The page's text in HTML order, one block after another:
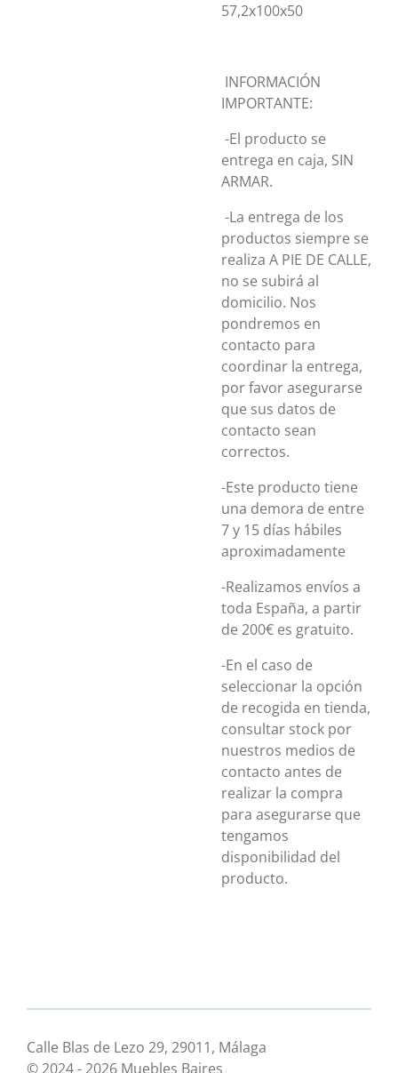
57,2x100x50
INFORMACIÓN
IMPORTANTE:
-El producto se
entrega en caja, SIN
ARMAR.
-La entrega de los
productos siempre se
realiza A PIE DE CALLE,
no se subirá al
domicilio. Nos
pondremos en
contacto para
coordinar la entrega,
por favor asegurarse
que sus datos de
contacto sean
correctos.
-Este producto tiene
una demora de entre
7 y 15 días hábiles
aproximadamente
-Realizamos envíos a
toda España, a partir
de 200€ es gratuito.
-En el caso de
seleccionar la opción
de recogida en tienda,
consultar stock por
nuestros medios de
contacto antes de
realizar la compra
para asegurarse que
tengamos
disponibilidad del
producto.
Calle Blas de Lezo 29, 29011, Málaga
© 2024 - 2026 Muebles Baires